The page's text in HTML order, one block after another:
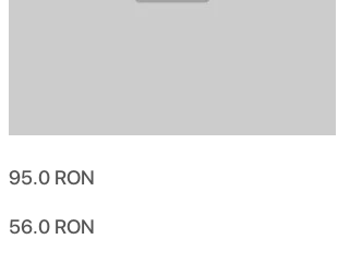
95.0 RON
56.0 RON